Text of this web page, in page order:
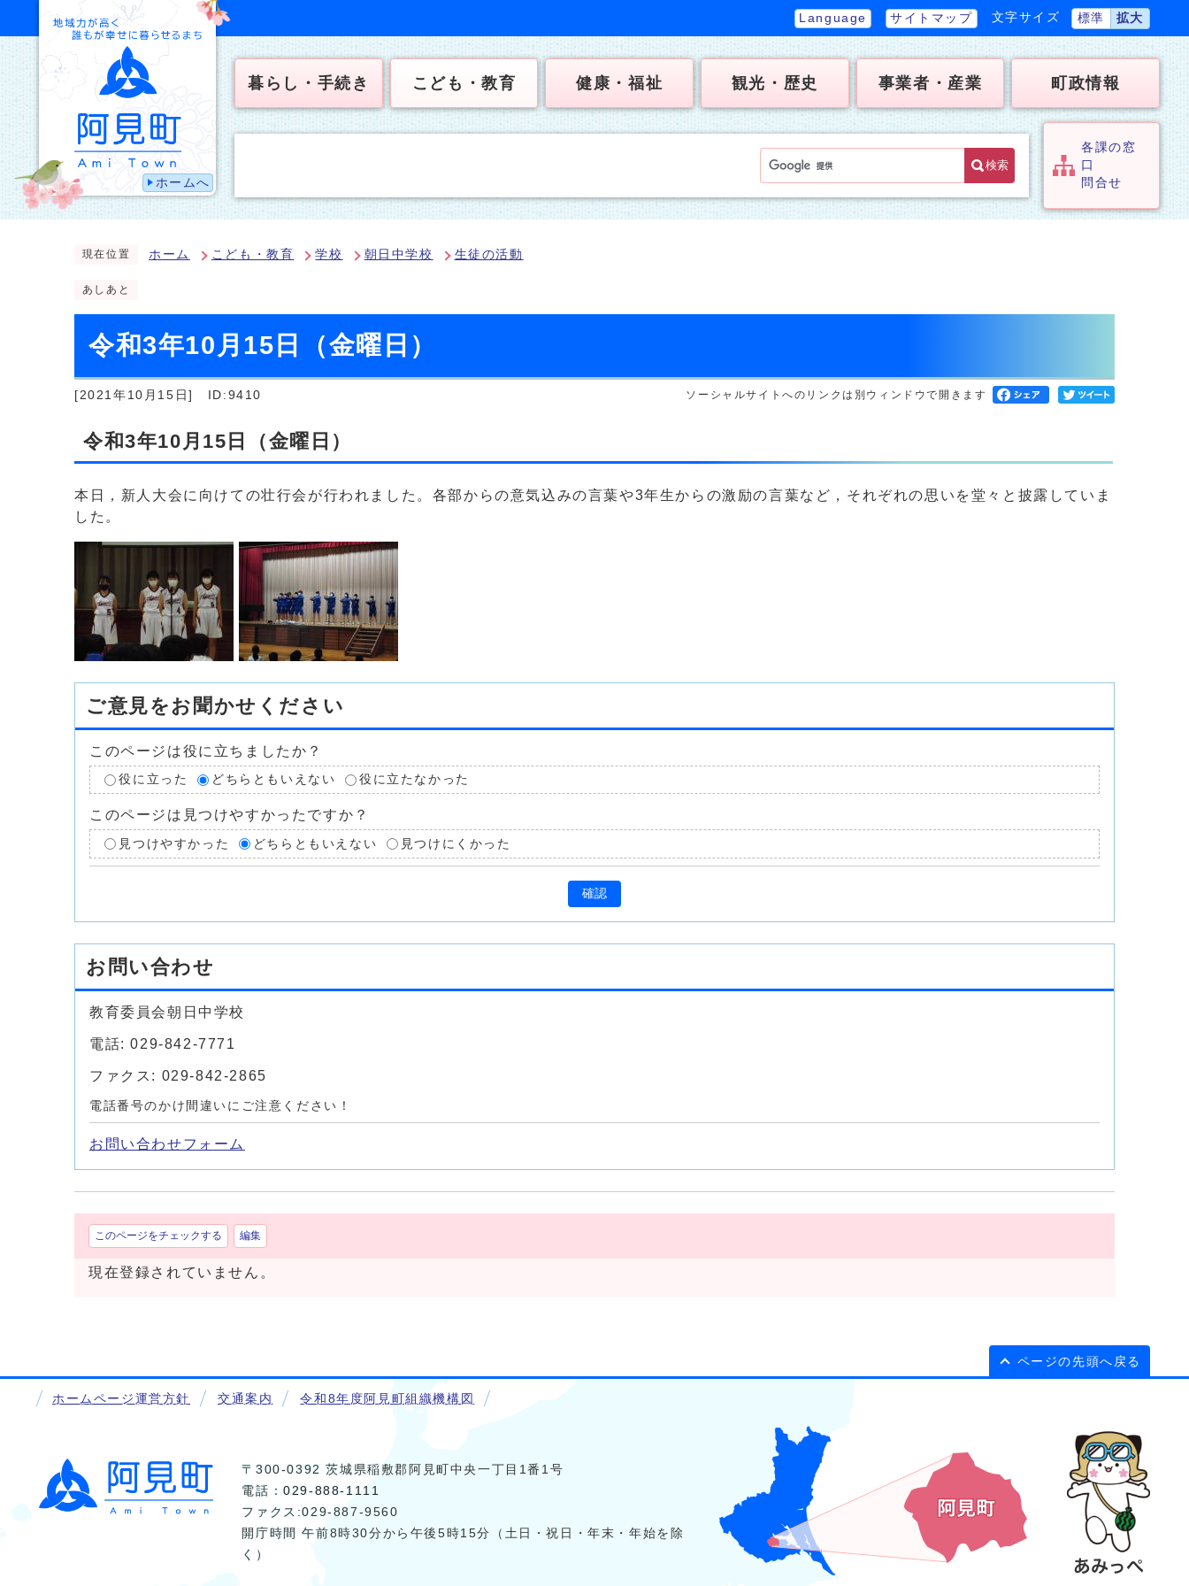
ホームへ
Language サイトマップ 文字サイズ 標準 拡大
暮らし・手続き こども・教育 健康・福祉 観光・歴史 事業者・産業 町政情報
検索
各課の窓
口
問合せ
現在位置 ホーム こども・教育 学校 朝日中学校 生徒の活動
あしあと
令和3年10月15日（金曜日）
[2021年10月15日] ID:9410 ソーシャルサイトへのリンクは別ウィンドウで開きます
令和3年10月15日（金曜日）
本日，新人大会に向けての壮行会が行われました。各部からの意気込みの言葉や3年生からの激励の言葉など，それぞれの思いを堂々と披露していま
した。
ご意見をお聞かせください
このページは役に立ちましたか？
役に立った どちらともいえない 役に立たなかった
このページは見つけやすかったですか？
見つけやすかった どちらともいえない 見つけにくかった
確認
お問い合わせ
教育委員会朝日中学校
電話: 029-842-7771
ファクス: 029-842-2865
電話番号のかけ間違いにご注意ください！
お問い合わせフォーム
このページをチェックする 編集
現在登録されていません。
ページの先頭へ戻る
ホームページ運営方針 交通案内 令和8年度阿見町組織機構図
〒300-0392 茨城県稲敷郡阿見町中央一丁目1番1号
電話：029-888-1111
ファクス:029-887-9560
開庁時間 午前8時30分から午後5時15分（土日・祝日・年末・年始を除
く）